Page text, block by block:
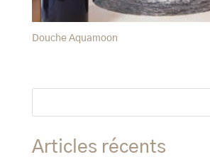
Douche Aquamoon
Articles récents